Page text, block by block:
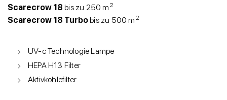
Scarecrow 18 bis zu 250 m 2
Scarecrow 18 Turbobis zu 500 m 2
UV-c Technologie Lampe
HEPA H13 Filter
Aktivkohlefilter